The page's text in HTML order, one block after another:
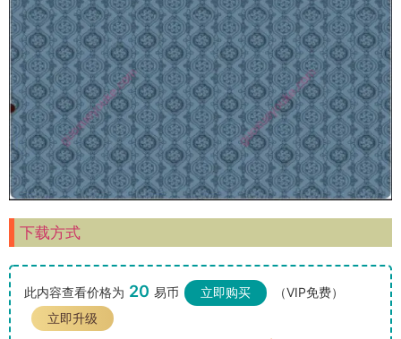
下载方式
此内容查看价格为 20 易币 立即购买
（VIP免费）
立即升级